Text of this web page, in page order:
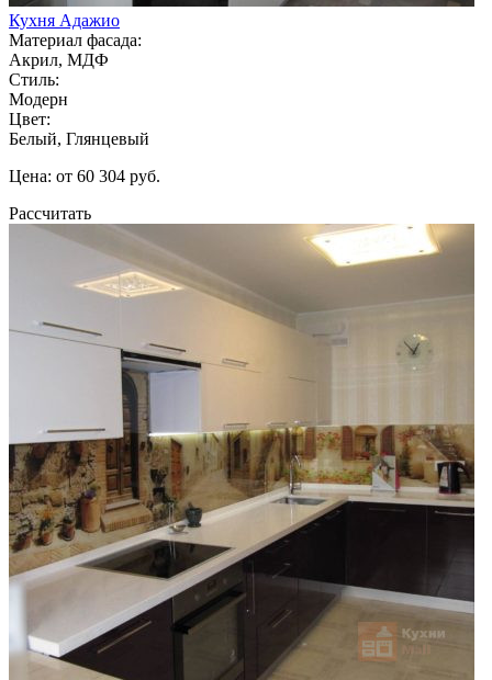
Кухня Адажио
Материал фасада:
Акрил, МДФ
Стиль:
Модерн
Цвет:
Белый, Глянцевый
Цена: от 60 304 руб.
Рассчитать